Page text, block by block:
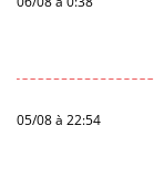
05/08 à 22:54